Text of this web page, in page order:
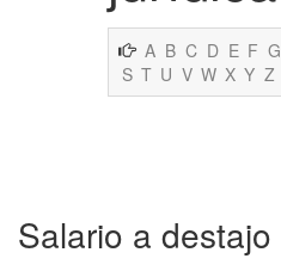
A B C D E F G
S T U V W X Y Z
Salario a destajo